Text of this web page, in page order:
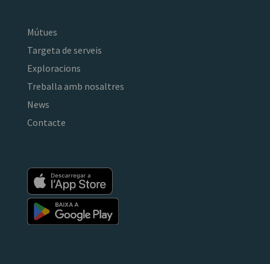
Mútues
Targeta de serveis
Exploracions
Treballa amb nosaltres
News
Contacte